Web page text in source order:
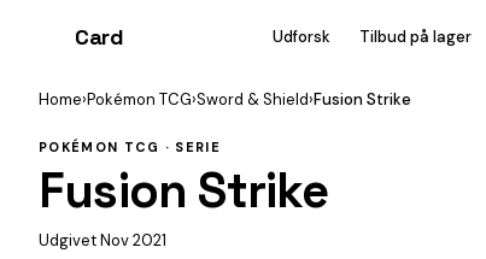
Card Udforsk Tilbud på lager
Home›Pokémon TCG›Sword & Shield›Fusion Strike
POKÉMON TCG · SERIE
Fusion Strike
Udgivet Nov 2021